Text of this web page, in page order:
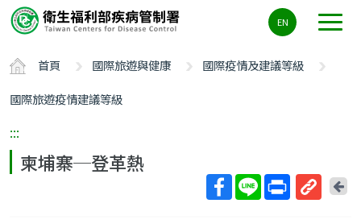
要
容
ALT+C
EN
首頁 國際旅遊與健康
國際疫情及建議等級
國際旅遊疫情建議等級
:::
柬埔寨─登革熱
回